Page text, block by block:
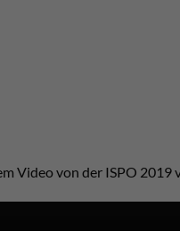
Video von der ISPO 2019